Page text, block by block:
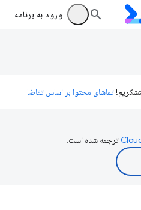
ورود به برنامه
تماشای محتوا بر اساس تقاضا
ترجمه شده است.